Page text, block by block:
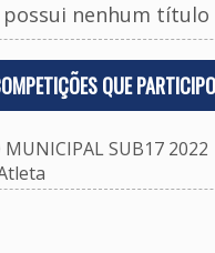
nenhum título
QUE
SUB17 2022